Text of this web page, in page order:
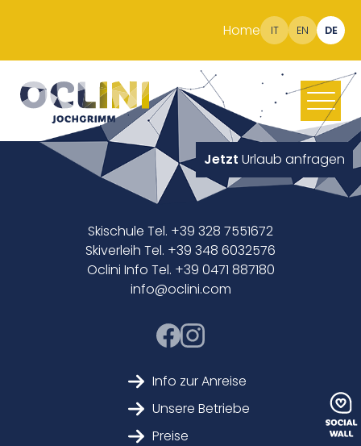
Home IT EN DE
Jetzt Urlaub anfragen
Skischule Tel. +39 328 7551672
Skiverleih Tel. +39 348 6032576
Oclini Info Tel. +39 0471 887180
info@oclini.com
Info zur Anreise
Unsere Betriebe
Preise